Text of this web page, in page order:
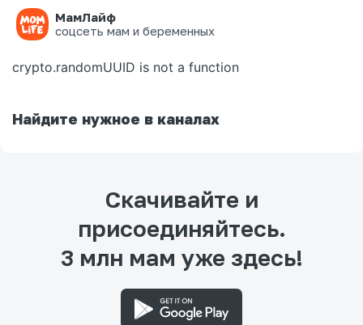
МамЛайф
соцсеть мам и беременных
Ошибка на странице
crypto.randomUUID is not a function
Найдите нужное в каналах
Скачивайте и
присоединяйтесь.
3 млн мам уже здесь!